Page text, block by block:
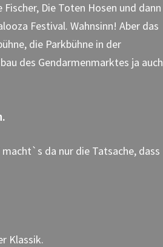
Die Toten Hosen und dann
Festival. Wahnsinn! Aber das
die Parkbühne in der
des Gendarmenmarktes ja auch
da nur die Tatsache, dass
Klassik.